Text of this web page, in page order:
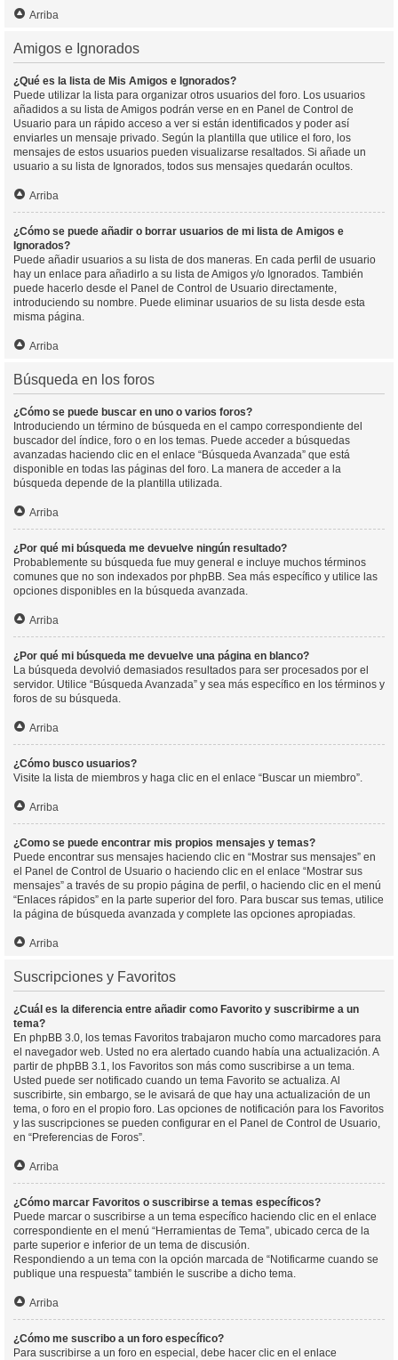
Arriba
Amigos e Ignorados
¿Qué es la lista de Mis Amigos e Ignorados?
Puede utilizar la lista para organizar otros usuarios del foro. Los usuarios
añadidos a su lista de Amigos podrán verse en en Panel de Control de
Usuario para un rápido acceso a ver si están identificados y poder así
enviarles un mensaje privado. Según la plantilla que utilice el foro, los
mensajes de estos usuarios pueden visualizarse resaltados. Si añade un
usuario a su lista de Ignorados, todos sus mensajes quedarán ocultos.
Arriba
¿Cómo se puede añadir o borrar usuarios de mi lista de Amigos e
Ignorados?
Puede añadir usuarios a su lista de dos maneras. En cada perfil de usuario
hay un enlace para añadirlo a su lista de Amigos y/o Ignorados. También
puede hacerlo desde el Panel de Control de Usuario directamente,
introduciendo su nombre. Puede eliminar usuarios de su lista desde esta
misma página.
Arriba
Búsqueda en los foros
¿Cómo se puede buscar en uno o varios foros?
Introduciendo un término de búsqueda en el campo correspondiente del
buscador del índice, foro o en los temas. Puede acceder a búsquedas
avanzadas haciendo clic en el enlace “Búsqueda Avanzada” que está
disponible en todas las páginas del foro. La manera de acceder a la
búsqueda depende de la plantilla utilizada.
Arriba
¿Por qué mi búsqueda me devuelve ningún resultado?
Probablemente su búsqueda fue muy general e incluye muchos términos
comunes que no son indexados por phpBB. Sea más específico y utilice las
opciones disponibles en la búsqueda avanzada.
Arriba
¿Por qué mi búsqueda me devuelve una página en blanco?
La búsqueda devolvió demasiados resultados para ser procesados por el
servidor. Utilice “Búsqueda Avanzada” y sea más específico en los términos y
foros de su búsqueda.
Arriba
¿Cómo busco usuarios?
Visite la lista de miembros y haga clic en el enlace “Buscar un miembro”.
Arriba
¿Como se puede encontrar mis propios mensajes y temas?
Puede encontrar sus mensajes haciendo clic en “Mostrar sus mensajes” en
el Panel de Control de Usuario o haciendo clic en el enlace “Mostrar sus
mensajes” a través de su propio página de perfil, o haciendo clic en el menú
“Enlaces rápidos” en la parte superior del foro. Para buscar sus temas, utilice
la página de búsqueda avanzada y complete las opciones apropiadas.
Arriba
Suscripciones y Favoritos
¿Cuál es la diferencia entre añadir como Favorito y suscribirme a un
tema?
En phpBB 3.0, los temas Favoritos trabajaron mucho como marcadores para
el navegador web. Usted no era alertado cuando había una actualización. A
partir de phpBB 3.1, los Favoritos son más como suscribirse a un tema.
Usted puede ser notificado cuando un tema Favorito se actualiza. Al
suscribirte, sin embargo, se le avisará de que hay una actualización de un
tema, o foro en el propio foro. Las opciones de notificación para los Favoritos
y las suscripciones se pueden configurar en el Panel de Control de Usuario,
en “Preferencias de Foros”.
Arriba
¿Cómo marcar Favoritos o suscribirse a temas específicos?
Puede marcar o suscribirse a un tema específico haciendo clic en el enlace
correspondiente en el menú “Herramientas de Tema”, ubicado cerca de la
parte superior e inferior de un tema de discusión.
Respondiendo a un tema con la opción marcada de “Notificarme cuando se
publique una respuesta” también le suscribe a dicho tema.
Arriba
¿Cómo me suscribo a un foro específico?
Para suscribirse a un foro en especial, debe hacer clic en el enlace